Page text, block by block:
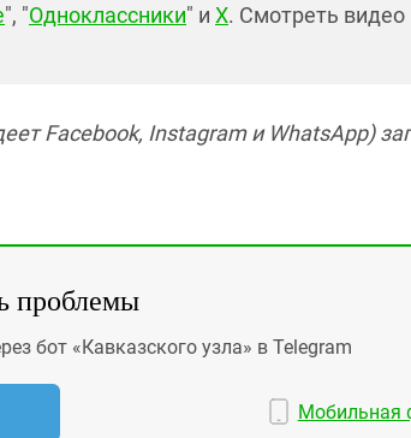
", "Одноклассники" и X. Смотреть видео
Facebook, Instagram и WhatsApp)
проблемы
бот «Кавказского узла» в Telegram
Мобильная